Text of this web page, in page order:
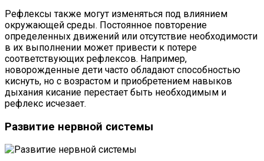
Рефлексы также могут изменяться под влиянием
окружающей среды. Постоянное повторение
определенных движений или отсутствие необходимости
в их выполнении может привести к потере
соответствующих рефлексов. Например,
новорожденные дети часто обладают способностью
киснуть, но с возрастом и приобретением навыков
дыхания кисание перестает быть необходимым и
рефлекс исчезает.
Развитие нервной системы